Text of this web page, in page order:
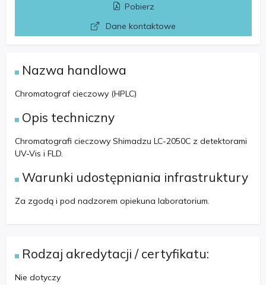
Pobierz
Dane kontaktowe
Nazwa handlowa
Chromatograf cieczowy (HPLC)
Opis techniczny
Chromatografi cieczowy Shimadzu LC-2050C z detektorami
UV-Vis i FLD.
Warunki udostępniania infrastruktury
Za zgodą i pod nadzorem opiekuna laboratorium.
Rodzaj akredytacji / certyfikatu:
Nie dotyczy